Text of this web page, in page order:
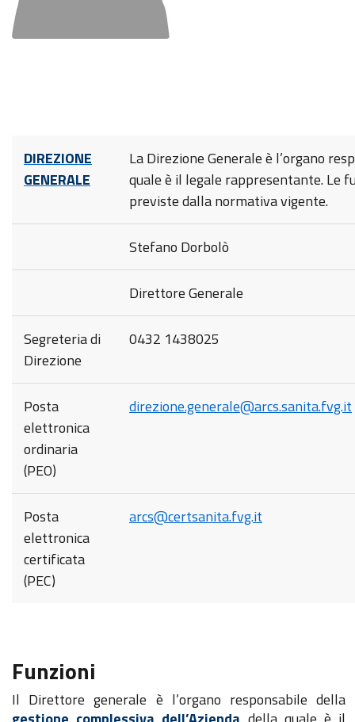
DIREZIONE
GENERALE
La Direzione Generale è l’organo
quale è il legale rappresentante. Le
previste dalla normativa vigente.
Stefano Dorbolò
Direttore Generale
Segreteria di
Direzione
0432 1438025
Posta
elettronica
ordinaria
(PEO)
direzione.generale@arcs.sanita.fvg.it
Posta
elettronica
certificata
(PEC)
arcs@certsanita.fvg.it
Funzioni
Il Direttore generale è l’organo responsabile della